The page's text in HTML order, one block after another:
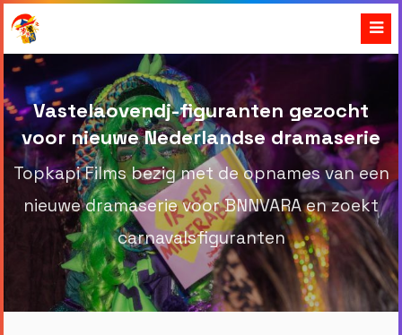
Vastelaovendj-figuranten gezocht
voor nieuwe Nederlandse dramaserie
Topkapi Films bezig met de opnames van een
nieuwe dramaserie voor BNNVARA en zoekt
carnavalsfiguranten